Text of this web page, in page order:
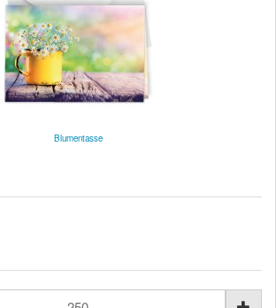
Blumentasse